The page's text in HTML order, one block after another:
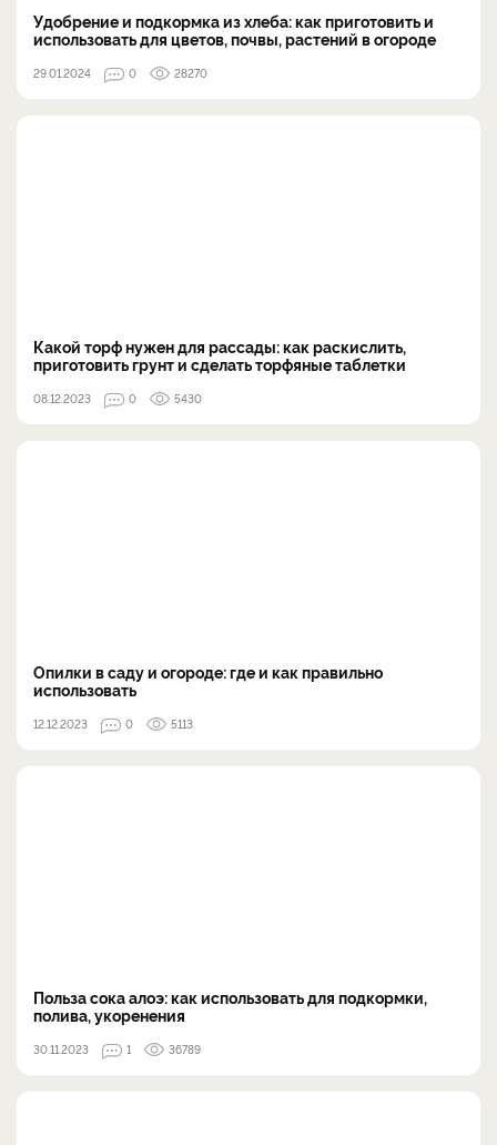
Удобрение и подкормка из хлеба: как приготовить и
использовать для цветов, почвы, растений в огороде
29.01.2024 0 28270
Какой торф нужен для рассады: как раскислить,
приготовить грунт и сделать торфяные таблетки
08.12.2023 0 5430
Опилки в саду и огороде: где и как правильно
использовать
12.12.2023 0 5113
Польза сока алоэ: как использовать для подкормки,
полива, укоренения
30.11.2023 1 36789